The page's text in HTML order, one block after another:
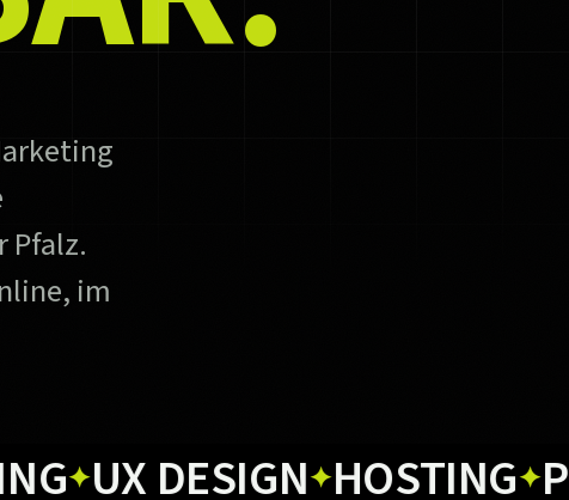
Pfalz.
im
DESIGN✦HOSTING✦PRINT✦